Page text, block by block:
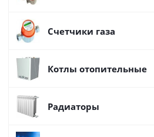
Счетчики газа
Котлы отопительные
Радиаторы